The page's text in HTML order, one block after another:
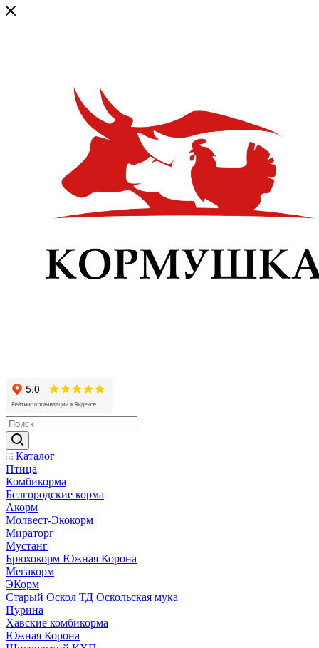
Каталог
Птица
Комбикорма
Белгородские корма
Акорм
Молвест-Экокорм
Мираторг
Мустанг
Брюхокорм Южная Корона
Мегакорм
ЭКорм
Старый Оскол ТД Оскольская мука
Пурина
Хавские комбикорма
Южная Корона